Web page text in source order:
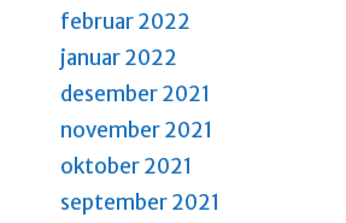
februar 2022
januar 2022
desember 2021
november 2021
oktober 2021
september 2021